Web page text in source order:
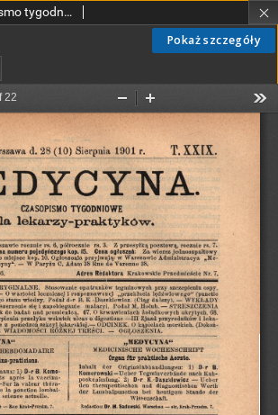
Pokaż szczegóły
Medycyna : czasopismo tygodniowe dla lekarzy praktyków 1901, T. XXIX, nr 32